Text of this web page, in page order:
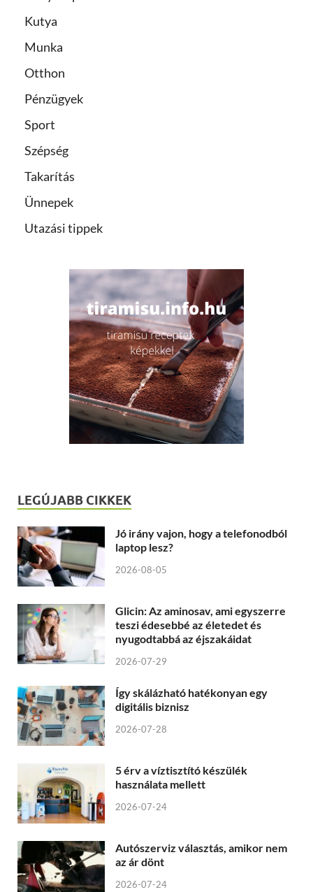
Kutya
Munka
Otthon
Pénzügyek
Sport
Szépség
Takarítás
Ünnepek
Utazási tippek
LEGÚJABB CIKKEK
Jó irány vajon, hogy a telefonodból
laptop lesz?
2026-08-05
Glicin: Az aminosav, ami egyszerre
teszi édesebbé az életedet és
nyugodtabbá az éjszakáidat
2026-07-29
Így skálázható hatékonyan egy
digitális biznisz
2026-07-28
5 érv a víztisztító készülék
használata mellett
2026-07-24
Autószerviz választás, amikor nem
az ár dönt
2026-07-24